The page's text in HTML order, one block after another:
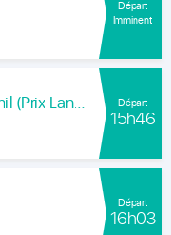
Départ
Imminent
Prix du Garage l'Atelier Rouxmesnil (Prix Lands End) Départ
15h46
Départ
16h03